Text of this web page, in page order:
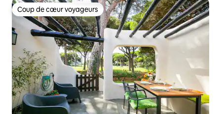
Coup de cœur voyageurs
Coup de cœur voyageurs